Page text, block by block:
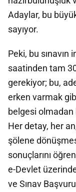
Adaylar, bu
sayıyor.
Peki, bu sınavın
saatinden tam
gerekiyor; bu,
erken varmak
belgesi olmadan
Her detay, her
şölene
sonuçlarını
e-Devlet
ve Sınav